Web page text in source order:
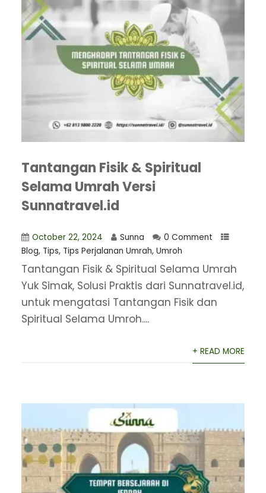
Tantangan Fisik & Spiritual
Selama Umrah Versi
Sunnatravel.id
October 22, 2024 Sunna
0 Comment
Blog, Tips, Tips Perjalanan Umrah, Umroh
Tantangan Fisik & Spiritual Selama Umrah
Yuk Simak, Solusi Praktis dari Sunnatravel.id,
untuk mengatasi Tantangan Fisik dan
Spiritual Selama Umroh....
+ READ MORE